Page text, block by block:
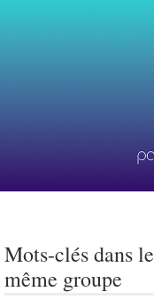
Mots-clés dans le
même groupe